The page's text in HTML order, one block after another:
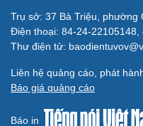
Trụ sở: 37 Bà Triệu, phường
Điện thoại: 84-24-22105148,
Thư điện tử:
Liên hệ quảng cáo, phát
Báo giá quảng cáo
Báo in